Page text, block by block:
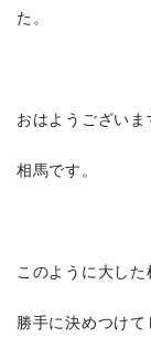
た。
おはようございま
相馬です。
このように大した
勝手に決めつけ